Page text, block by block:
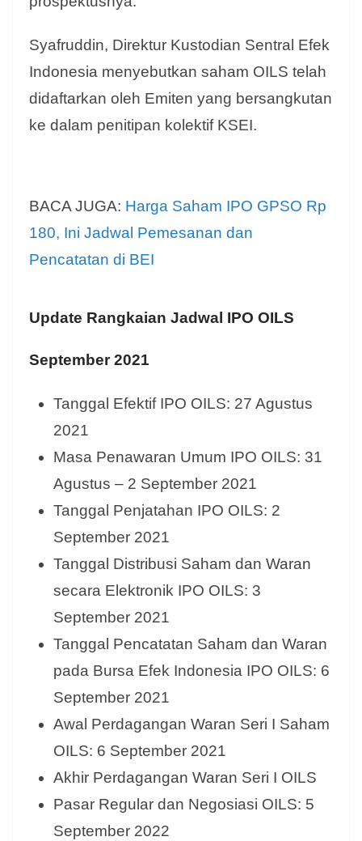
Syafruddin, Direktur Kustodian Sentral Efek
Indonesia menyebutkan saham OILS telah
didaftarkan oleh Emiten yang bersangkutan
ke dalam penitipan kolektif KSEI.
BACA JUGA: Harga Saham IPO GPSO Rp
180, Ini Jadwal Pemesanan dan
Pencatatan di BEI
Update Rangkaian Jadwal IPO OILS
September 2021
Tanggal Efektif IPO OILS: 27 Agustus
2021
Masa Penawaran Umum IPO OILS: 31
Agustus – 2 September 2021
Tanggal Penjatahan IPO OILS: 2
September 2021
Tanggal Distribusi Saham dan Waran
secara Elektronik IPO OILS: 3
September 2021
Tanggal Pencatatan Saham dan Waran
pada Bursa Efek Indonesia IPO OILS: 6
September 2021
Awal Perdagangan Waran Seri I Saham
OILS: 6 September 2021
Akhir Perdagangan Waran Seri I OILS
Pasar Regular dan Negosiasi OILS: 5
September 2022